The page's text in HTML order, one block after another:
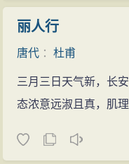
丽人行
唐代 ：杜甫
三月三日天气新，长
态浓意远淑且真，肌